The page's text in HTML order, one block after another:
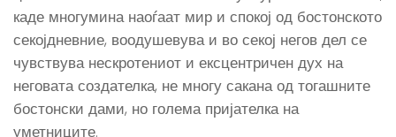
каде многумина наоѓаат мир и спокој од бостонското
секојдневние, воодушевува и во секој негов дел се
чувствува нескротениот и ексцентричен дух на
неговата создателка, не многу сакана од тогашните
бостонски дами, но голема пријателка на
уметниците.